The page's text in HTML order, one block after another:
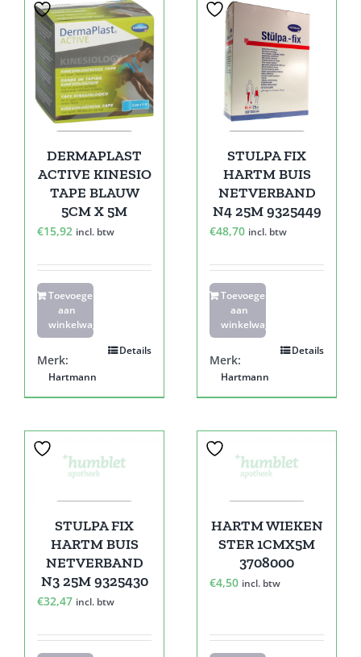
DERMAPLAST
ACTIVE KINESIO
TAPE BLAUW
5CM X 5M
€15,92 incl. btw
Toevoegen
aan
winkelwagen
Details
Merk:
Hartmann
STULPA FIX
HARTM BUIS
NETVERBAND
N4 25M 9325449
€48,70 incl. btw
Toevoegen
aan
winkelwagen
Details
Merk:
Hartmann
STULPA FIX
HARTM BUIS
NETVERBAND
N3 25M 9325430
€32,47 incl. btw
HARTM WIEKEN
STER 1CMX5M
3708000
€4,50 incl. btw